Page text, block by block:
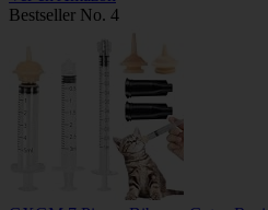
Bestseller No. 4